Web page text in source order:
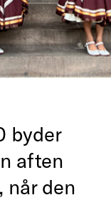
byder
aften
når den